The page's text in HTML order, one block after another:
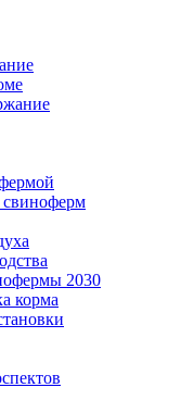
2030
корма